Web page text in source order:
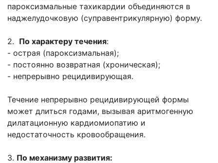
пароксизмальные тахикардии объединяются в
наджелудочковую (суправентрикулярную) форму.
2. По характеру течения:
- острая (пароксизмальная);
- постоянно возвратная (хроническая);
- непрерывно рецидивирующая.
Течение непрерывно рецидивирующей формы
может длиться годами, вызывая аритмогенную
дилатационную кардиомиопатию и
недостаточность кровообращения.
3. По механизму развития: